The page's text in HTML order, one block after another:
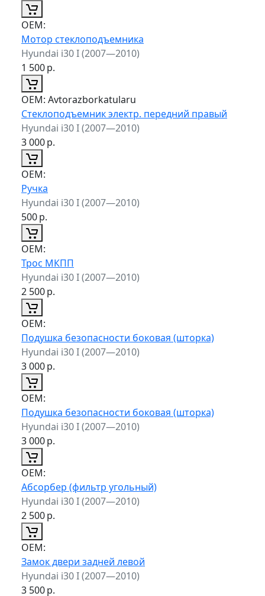
ОЕМ:
Мотор стеклоподъемника
Hyundai i30 I (2007—2010)
1 500р.
ОЕМ: Avtorazborkatularu
Стеклоподъемник электр. передний правый
Hyundai i30 I (2007—2010)
3 000р.
ОЕМ:
Ручка
Hyundai i30 I (2007—2010)
500р.
ОЕМ:
Трос МКПП
Hyundai i30 I (2007—2010)
2 500р.
ОЕМ:
Подушка безопасности боковая (шторка)
Hyundai i30 I (2007—2010)
3 000р.
ОЕМ:
Подушка безопасности боковая (шторка)
Hyundai i30 I (2007—2010)
3 000р.
ОЕМ:
Абсорбер (фильтр угольный)
Hyundai i30 I (2007—2010)
2 500р.
ОЕМ:
Замок двери задней левой
Hyundai i30 I (2007—2010)
3 500р.